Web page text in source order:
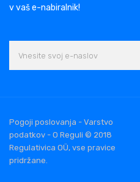
v vaš e-nabiralnik!
Pogoji poslovanja - Varstvo
podatkov - O Reguli © 2018
Regulativica OÜ, vse pravice
pridržane.